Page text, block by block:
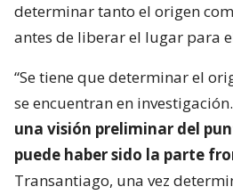
determinar tanto el origen
antes de liberar el lugar para
“Se tiene que determinar el
se encuentran en investigación.
una visión preliminar del
puede haber sido la parte
Transantiago, una vez